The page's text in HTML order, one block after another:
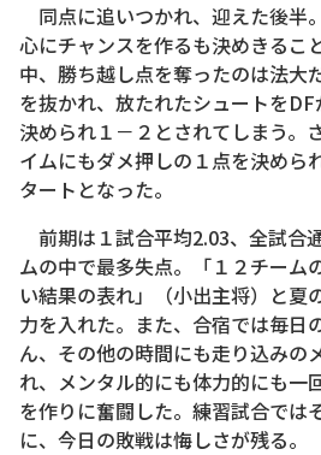
同点に追いつかれ、迎えた後半
心にチャンスを作るも決めきるこ
中、勝ち越し点を奪ったのは法大
を抜かれ、放たれたシュートを
決められ１－２とされてしまう。
イムにもダメ押しの１点を決めら
タートとなった。
前期は１試合平均2.03、全試合
ムの中で最多失点。「１２チーム
い結果の表れ」（小出主将）と夏
力を入れた。また、合宿では毎日
ん、その他の時間にも走り込みの
れ、メンタル的にも体力的にも一
を作りに奮闘した。練習試合では
に、今日の敗戦は悔しさが残る。